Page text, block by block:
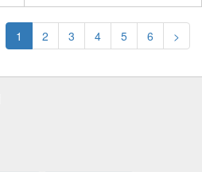
1 2 3 4 5 6 >